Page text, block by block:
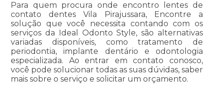
Para quem procura onde encontro lentes de
contato dentes Vila Pirajussara, Encontre a
solução que você necessita contando com os
serviços da Ideal Odonto Style, são alternativas
variadas disponíveis, como tratamento de
periodontia, implante dentário e odontologia
especializada. Ao entrar em contato conosco,
você pode solucionar todas as suas dúvidas, saber
mais sobre o serviço e solicitar um orçamento.